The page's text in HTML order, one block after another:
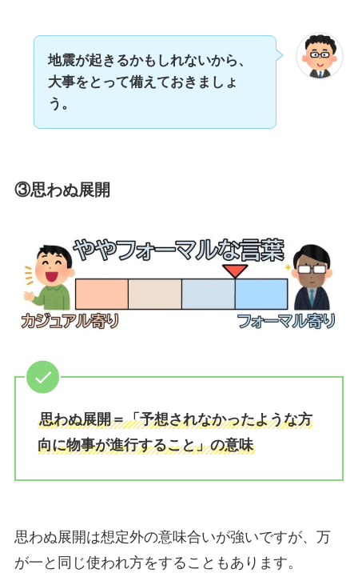
地震が起きるかもしれないから、
大事をとって備えておきましょ
う。
③思わぬ展開
思わぬ展開＝「予想されなかったような方
向に物事が進行すること」の意味
思わぬ展開は想定外の意味合いが強いですが、万
が一と同じ使われ方をすることもあります。